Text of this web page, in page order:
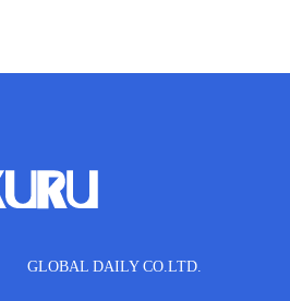
GLOBAL DAILY CO.LTD.